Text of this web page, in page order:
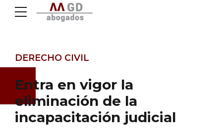
DERECHO CIVIL
Entra en vigor la
eliminación de la
incapacitación judicial